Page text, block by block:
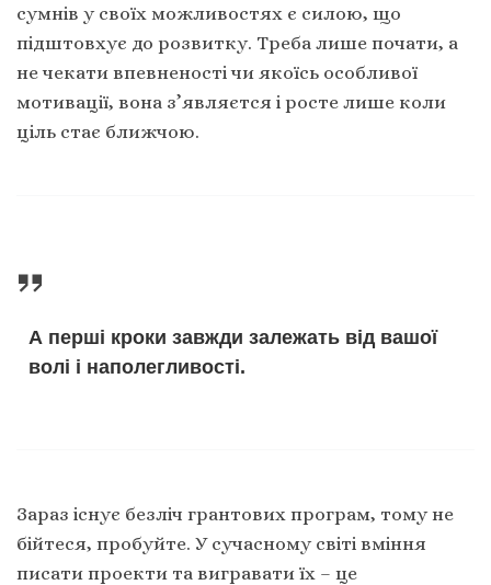
сумнів у своїх можливостях є силою, що
підштовхує до розвитку. Треба лише почати, а
не чекати впевненості чи якоїсь особливої
мотивації, вона зʼявляєтся і росте лише коли
ціль стає ближчою.
А перші кроки завжди залежать від вашої
волі і наполегливості.
Зараз існує безліч грантових програм, тому не
бійтеся, пробуйте. У сучасному світі вміння
писати проекти та вигравати їх – це